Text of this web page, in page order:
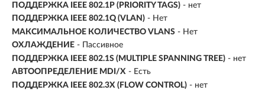
ПОДДЕРЖКА IEEE 802.1P (PRIORITY TAGS) - нет
ПОДДЕРЖКА IEEE 802.1Q (VLAN) - Нет
МАКСИМАЛЬНОЕ КОЛИЧЕСТВО VLANS - Нет
ОХЛАЖДЕНИЕ - Пассивное
ПОДДЕРЖКА IEEE 802.1S (MULTIPLE SPANNING TREE) - нет
АВТООПРЕДЕЛЕНИЕ MDI/X - Есть
ПОДДЕРЖКА IEEE 802.3X (FLOW CONTROL) - нет